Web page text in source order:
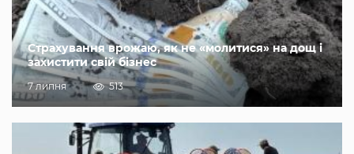
Страхування врожаю, як не «молитися» на дощ і
захистити свій бізнес
7 липня 513